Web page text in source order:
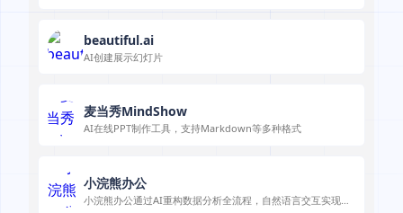
beautiful.ai
AI创建展示幻灯片
麦当秀MindShow
AI在线PPT制作工具，支持Markdown等多种格式
小浣熊办公
小浣熊办公通过AI重构数据分析全流程，自然语言交互实现专